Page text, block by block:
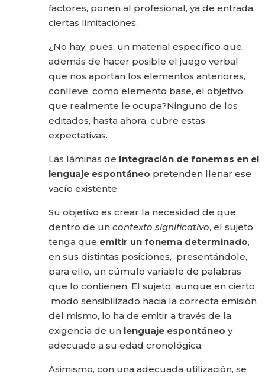
factores, ponen al profesional, ya de entrada,
ciertas limitaciones.
¿No hay, pues, un material específico que,
además de hacer posible el juego verbal
que nos aportan los elementos anteriores,
conlleve, como elemento base, el objetivo
que realmente le ocupa?Ninguno de los
editados, hasta ahora, cubre estas
expectativas.
Las láminas de Integración de fonemas en el
lenguaje espontáneo pretenden llenar ese
vacío existente.
Su objetivo es crear la necesidad de que,
dentro de un contexto significativo, el sujeto
tenga que emitir un fonema determinado,
en sus distintas posiciones, presentándole,
para ello, un cúmulo variable de palabras
que lo contienen. El sujeto, aunque en cierto
modo sensibilizado ha­cia la correcta emisión
del mismo, lo ha de emitir a través de la
exigencia de un lenguaje espontáneo y
adecuado a su edad cronológica.
Asimismo, con una adecuada utilización, se